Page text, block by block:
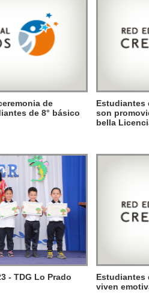
de
de 8° básico
Estudiantes
son
bella
- TDG Lo Prado
Estudiantes
viven